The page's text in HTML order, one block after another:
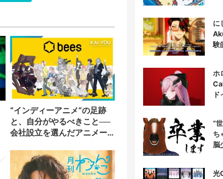
“インディーアニメ“の足跡
と、自分がやるべきこと──
会社設立を選んだアニメー
に
験
ホ
“
ち
脳
光